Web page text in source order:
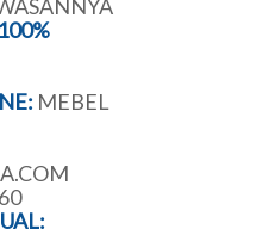
100%
MEBEL